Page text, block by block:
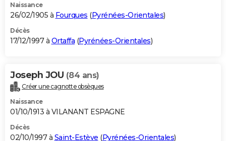
Naissance
26/02/1905 à Fourques (Pyrénées-Orientales)
Décès
17/12/1997 à Ortaffa (Pyrénées-Orientales)
Joseph JOU (84 ans)
Créer une cagnotte obsèques
Naissance
01/10/1913 à VILANANT ESPAGNE
Décès
02/10/1997 à Saint-Estève (Pyrénées-Orientales)